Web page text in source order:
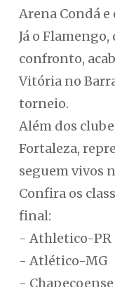
Arena Condá
Já o
confronto,
Vitória no
torneio.
Além dos
Fortaleza,
seguem vivos
Confira os
final:
- Athletico-PR
- Atlético-MG
- Chapecoense